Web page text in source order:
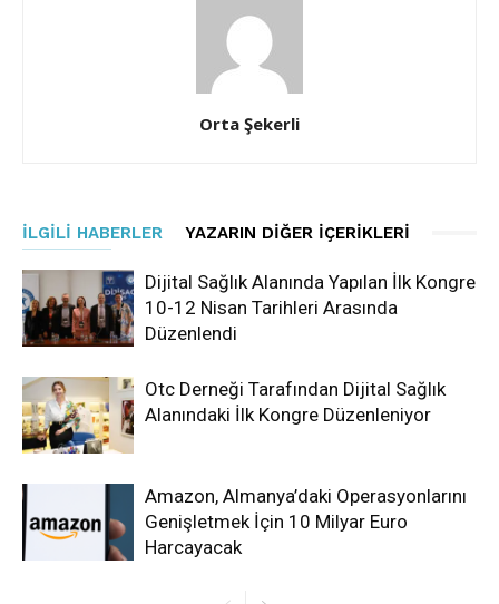
Orta Şekerli
İLGILI HABERLER YAZARIN DIĞER İÇERIKLERI
Dijital Sağlık Alanında Yapılan İlk Kongre
10-12 Nisan Tarihleri Arasında
Düzenlendi
Otc Derneği Tarafından Dijital Sağlık
Alanındaki İlk Kongre Düzenleniyor
Amazon, Almanya’daki Operasyonlarını
Genişletmek İçin 10 Milyar Euro
Harcayacak